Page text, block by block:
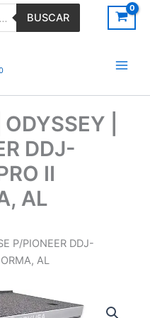
BUSCAR
|
DDJ-
II
AL
P/PIONEER DDJ-
AL
El